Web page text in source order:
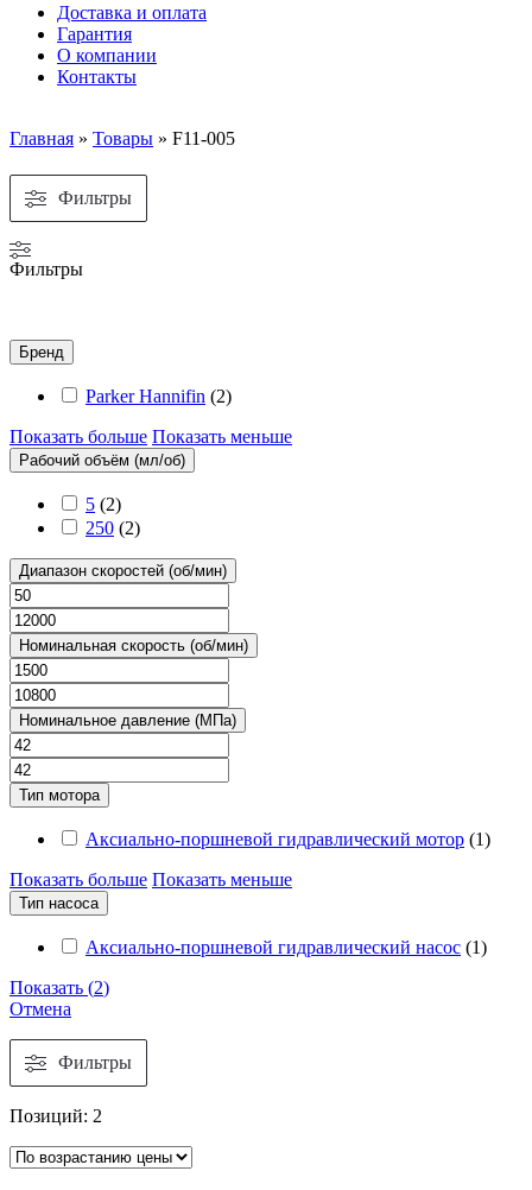
Доставка и оплата
Гарантия
О компании
Контакты
Главная » Товары » F11-005
Фильтры
Фильтры
Бренд
Parker Hannifin (2)
Показать больше Показать меньше
Рабочий объём (мл/об)
5 (2)
250 (2)
Диапазон скоростей (об/мин)
Номинальная скорость (об/мин)
Номинальное давление (МПа)
Тип мотора
Аксиально-поршневой гидравлический мотор (1)
Показать больше Показать меньше
Тип насоса
Аксиально-поршневой гидравлический насос (1)
Показать (2)
Отмена
Фильтры
Позиций: 2